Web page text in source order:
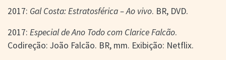
2017: Gal Costa: Estratosférica – Ao vivo. BR, DVD.
2017: Especial de Ano Todo com Clarice Falcão.
Codireção: João Falcão. BR, mm. Exibição: Netflix.